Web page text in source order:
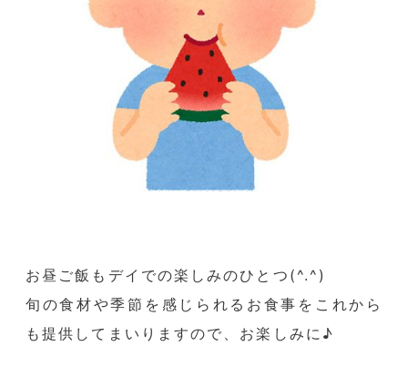
お昼ご飯もデイでの楽しみのひとつ(^.^)
旬の食材や季節を感じられるお食事をこれから
も提供してまいりますので、お楽しみに♪